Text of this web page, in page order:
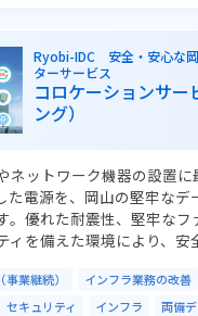
Ryobi-IDC 安全・安心な
ターサービス
コロケーションサー
ング）
ネットワーク機器の設置に
た電源を、岡山の堅牢なデ
。優れた耐震性、堅牢なフ
ィを備えた環境により、
事業継続）
インフラ業務の改善
セキュリティ インフラ 両備